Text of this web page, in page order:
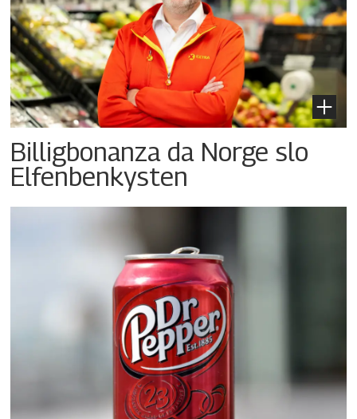
Billigbonanza da Norge slo
Elfenbenkysten